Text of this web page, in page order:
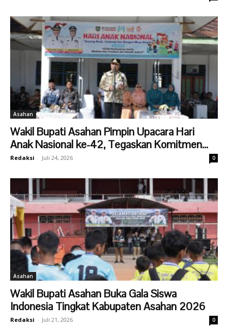
Asahan
Wakil Bupati Asahan Pimpin Upacara Hari
Anak Nasional ke-42, Tegaskan Komitmen...
Redaksi - Juli 24, 2026 0
Asahan
Wakil Bupati Asahan Buka Gala Siswa
Indonesia Tingkat Kabupaten Asahan 2026
Redaksi - Juli 21, 2026 0